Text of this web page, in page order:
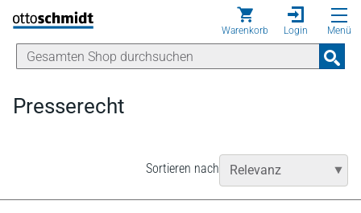
Direkt zum Inhalt
Warenkorb Login Menü
Presserecht
Sortieren nach